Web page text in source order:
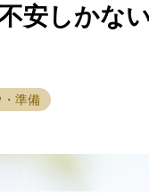
安しかな
準備